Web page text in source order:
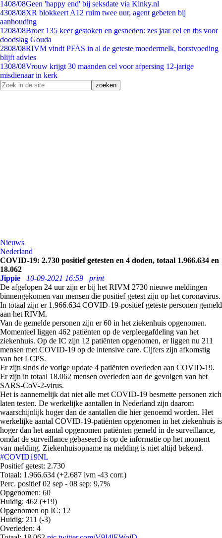
1408/08Geen 'happy end' bij seksdate via Kinky.nl
4308/08XR blokkeert A12 ruim twee uur, agent gebeten bij
aanhouding
1208/08Broer 135 keer gestoken en gesneden: zes jaar cel en tbs voor
doodslag Gouda
2808/08RIVM vindt PFAS in al de geteste moedermelk, borstvoeding
blijft advies
1308/08Vrouw krijgt 30 maanden cel voor afpersing 12-jarige
misdienaar in kerk
Nieuws
Nederland
COVID-19: 2.730 positief getesten en 4 doden, totaal 1.966.634 en
18.062
Jippie
10-09-2021 16:59
print
De afgelopen 24 uur zijn er bij het RIVM 2730 nieuwe meldingen
binnengekomen van mensen die positief getest zijn op het coronavirus.
In totaal zijn er 1.966.634 COVID-19-positief geteste personen gemeld
aan het RIVM.
Van de gemelde personen zijn er 60 in het ziekenhuis opgenomen.
Momenteel liggen 462 patiënten op de verpleegafdeling van het
ziekenhuis. Op de IC zijn 12 patiënten opgenomen, er liggen nu 211
mensen met COVID-19 op de intensive care. Cijfers zijn afkomstig
van het LCPS.
Er zijn sinds de vorige update 4 patiënten overleden aan COVID-19.
Er zijn in totaal 18.062 mensen overleden aan de gevolgen van het
SARS-CoV-2-virus.
Het is aannemelijk dat niet alle met COVID-19 besmette personen zich
laten testen. De werkelijke aantallen in Nederland zijn daarom
waarschijnlijk hoger dan de aantallen die hier genoemd worden. Het
werkelijke aantal COVID-19-patiënten opgenomen in het ziekenhuis is
hoger dan het aantal opgenomen patiënten gemeld in de surveillance,
omdat de surveillance gebaseerd is op de informatie op het moment
van melding. Ziekenhuisopname na melding is niet altijd bekend.
#COVID19NL
Positief getest: 2.730
Totaal: 1.966.634 (+2.687 ivm -43 corr.)
Perc. positief 02 sep - 08 sep: 9,7%
Opgenomen: 60
Huidig: 462 (+19)
Opgenomen op IC: 12
Huidig: 211 (-3)
Overleden: 4